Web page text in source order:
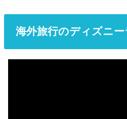
海外旅行のディズニ